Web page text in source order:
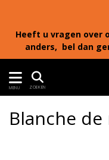
Heeft u vragen over
anders, bel dan
MENU ZOEKEN
Blanche